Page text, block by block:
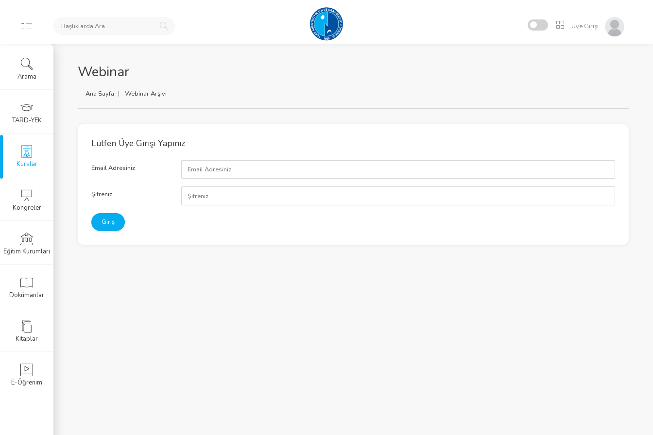
Üye Girişi
Webinar
Ana Sayfa Webinar Arşivi
Lütfen Üye Girişi Yapınız
Email Adresiniz
Şifreniz
Giriş
Arama
TARD-YEK
Kurslar
Kongreler
Eğitim Kurumları
Dokümanlar
Kitaplar
E-Öğrenim
Kursu